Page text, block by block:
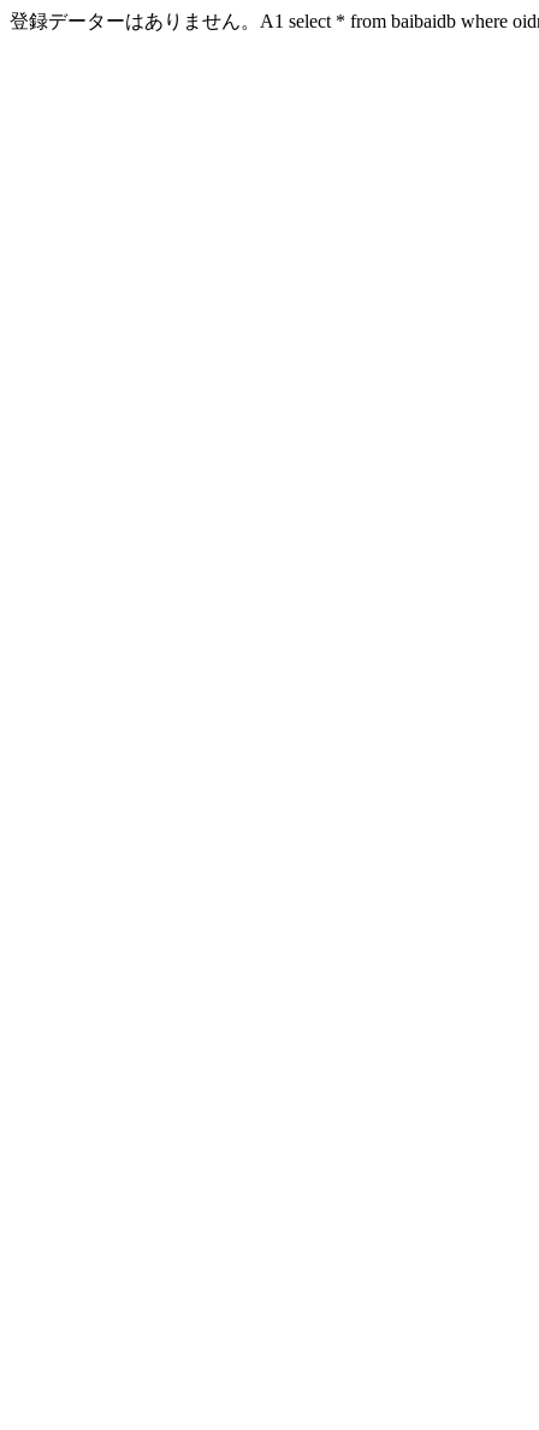
登録データーはありません。A1 select * from baibaidb where